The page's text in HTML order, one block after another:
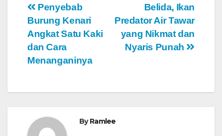
Navigasi
pos
Belida, Ikan
Predator Air Tawar
yang Nikmat dan
Nyaris Punah
Penyebab
Burung Kenari
Angkat Satu Kaki
dan Cara
Menanganinya
ByRamlee